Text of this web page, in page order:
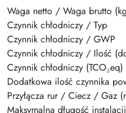
Waga netto / Waga brutto
Czynnik chłodniczy / Typ
Czynnik chłodniczy / GWP
Czynnik chłodniczy / Ilość
Czynnik chłodniczy (TCO₂eq)
Dodatkowa ilość czynnika
Przyłącza rur / Ciecz / Gaz
Maksymalna długość